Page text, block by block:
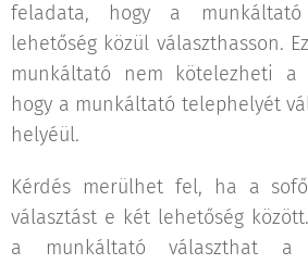
feladata, hogy a
lehetőség közül választhasson.
munkáltató nem kötelezheti a
hogy a munkáltató telephelyét
helyéül.
Kérdés merülhet fel, ha a
választást e két lehetőség
a munkáltató választhat